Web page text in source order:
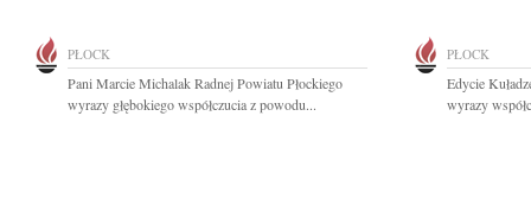
PŁOCK
Pani Marcie Michalak Radnej Powiatu Płockiego
wyrazy głębokiego współczucia z powodu...
PŁOCK
Edycie
wyrazy